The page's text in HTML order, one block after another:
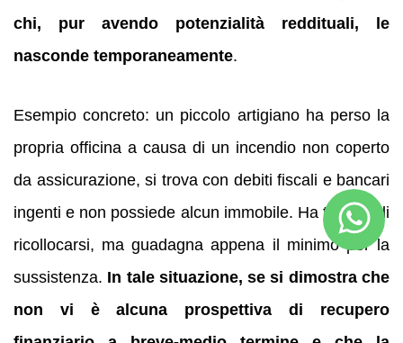
chi, pur avendo potenzialità reddituali, le
nasconde temporaneamente.
Esempio concreto: un piccolo artigiano ha perso la
propria officina a causa di un incendio non coperto
da assicurazione, si trova con debiti fiscali e bancari
ingenti e non possiede alcun immobile. Ha tentato di
ricollocarsi, ma guadagna appena il minimo per la
sussistenza. In tale situazione, se si dimostra che
non vi è alcuna prospettiva di recupero